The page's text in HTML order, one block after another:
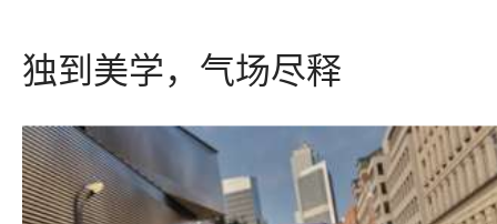
独到美学，气场尽释